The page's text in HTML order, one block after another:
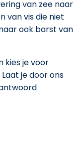
van zee naar
van vis die niet
ook barst van
kies je voor
je door ons